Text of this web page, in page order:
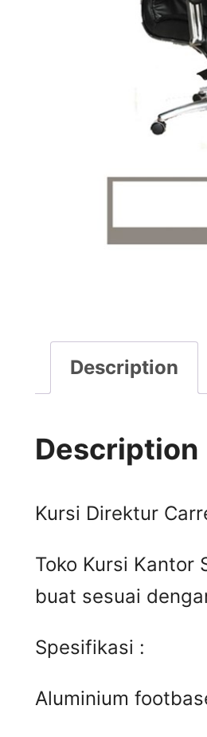
Description
Description
Kursi Direktur
Toko Kursi Kantor
buat sesuai
Spesifikasi :
Aluminium